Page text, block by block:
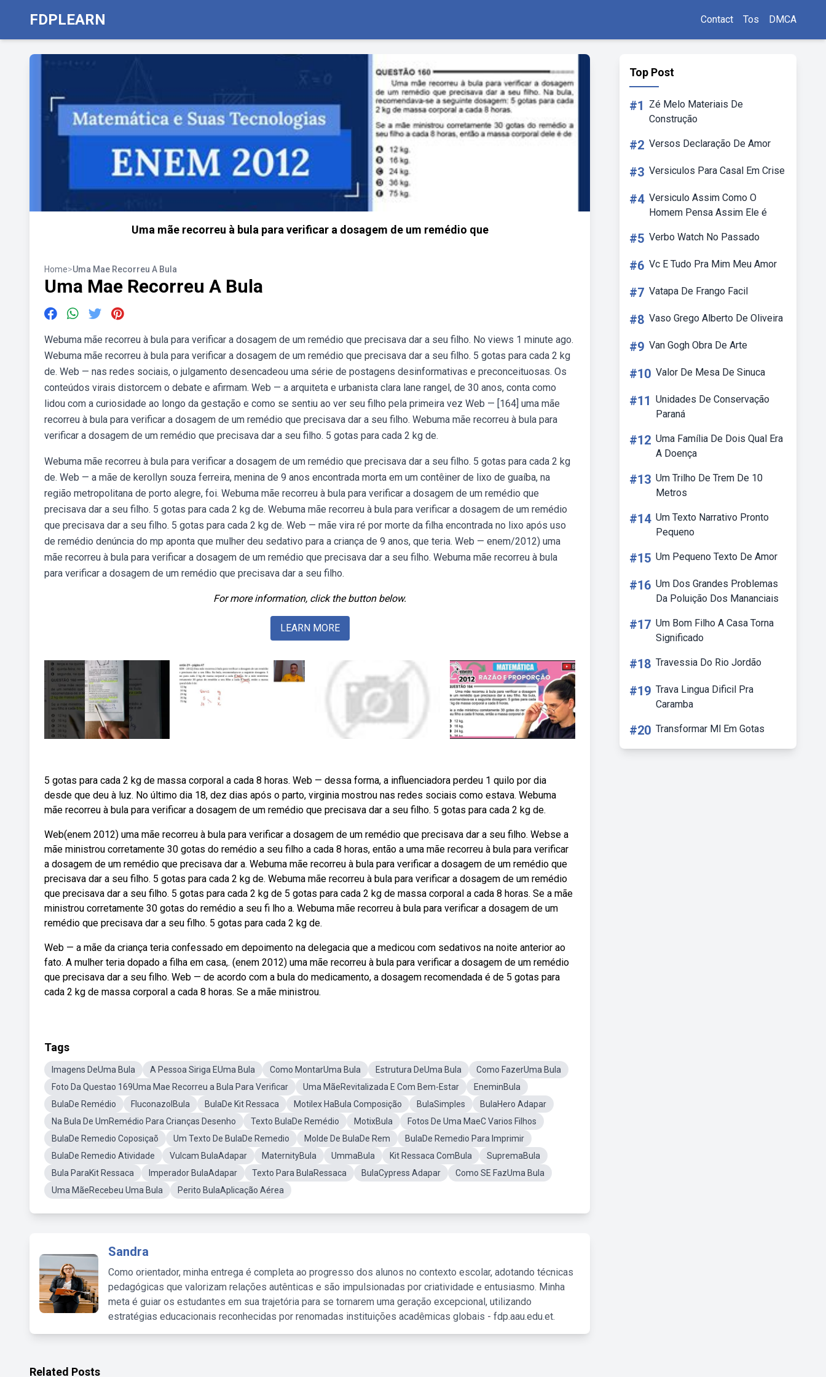
FDPLEARN Contact Tos DMCA
Uma mãe recorreu à bula para verificar a dosagem de um remédio que
Home>Uma Mae Recorreu A Bula
Uma Mae Recorreu A Bula
Webuma mãe recorreu à bula para verificar a dosagem de um remédio que precisava dar a seu filho. No views 1 minute ago.
Webuma mãe recorreu à bula para verificar a dosagem de um remédio que precisava dar a seu filho. 5 gotas para cada 2 kg
de. Web — nas redes sociais, o julgamento desencadeou uma série de postagens desinformativas e preconceituosas. Os
conteúdos virais distorcem o debate e afirmam. Web — a arquiteta e urbanista clara lane rangel, de 30 anos, conta como
lidou com a curiosidade ao longo da gestação e como se sentiu ao ver seu filho pela primeira vez Web — [164] uma mãe
recorreu à bula para verificar a dosagem de um remédio que precisava dar a seu filho. Webuma mãe recorreu à bula para
verificar a dosagem de um remédio que precisava dar a seu filho. 5 gotas para cada 2 kg de.
Webuma mãe recorreu à bula para verificar a dosagem de um remédio que precisava dar a seu filho. 5 gotas para cada 2 kg
de. Web — a mãe de kerollyn souza ferreira, menina de 9 anos encontrada morta em um contêiner de lixo de guaíba, na
região metropolitana de porto alegre, foi. Webuma mãe recorreu à bula para verificar a dosagem de um remédio que
precisava dar a seu filho. 5 gotas para cada 2 kg de. Webuma mãe recorreu à bula para verificar a dosagem de um remédio
que precisava dar a seu filho. 5 gotas para cada 2 kg de. Web — mãe vira ré por morte da filha encontrada no lixo após uso
de remédio denúncia do mp aponta que mulher deu sedativo para a criança de 9 anos, que teria. Web — enem/2012) uma
mãe recorreu à bula para verificar a dosagem de um remédio que precisava dar a seu filho. Webuma mãe recorreu à bula
para verificar a dosagem de um remédio que precisava dar a seu filho.
For more information, click the button below.
LEARN MORE
5 gotas para cada 2 kg de massa corporal a cada 8 horas. Web — dessa forma, a influenciadora perdeu 1 quilo por dia
desde que deu à luz. No último dia 18, dez dias após o parto, virginia mostrou nas redes sociais como estava. Webuma
mãe recorreu à bula para verificar a dosagem de um remédio que precisava dar a seu filho. 5 gotas para cada 2 kg de.
Web(enem 2012) uma mãe recorreu à bula para verificar a dosagem de um remédio que precisava dar a seu filho. Webse a
mãe ministrou corretamente 30 gotas do remédio a seu filho a cada 8 horas, então a uma mãe recorreu à bula para verificar
a dosagem de um remédio que precisava dar a. Webuma mãe recorreu à bula para verificar a dosagem de um remédio que
precisava dar a seu filho. 5 gotas para cada 2 kg de. Webuma mãe recorreu à bula para verificar a dosagem de um remédio
que precisava dar a seu filho. 5 gotas para cada 2 kg de 5 gotas para cada 2 kg de massa corporal a cada 8 horas. Se a mãe
ministrou corretamente 30 gotas do remédio a seu fi lho a. Webuma mãe recorreu à bula para verificar a dosagem de um
remédio que precisava dar a seu filho. 5 gotas para cada 2 kg de.
Web — a mãe da criança teria confessado em depoimento na delegacia que a medicou com sedativos na noite anterior ao
fato. A mulher teria dopado a filha em casa,. (enem 2012) uma mãe recorreu à bula para verificar a dosagem de um remédio
que precisava dar a seu filho. Web — de acordo com a bula do medicamento, a dosagem recomendada é de 5 gotas para
cada 2 kg de massa corporal a cada 8 horas. Se a mãe ministrou.
Tags
Imagens DeUma Bula A Pessoa Siriga EUma Bula Como MontarUma Bula Estrutura DeUma Bula
Como FazerUma Bula
Foto Da Questao 169Uma Mae Recorreu a Bula Para Verificar
Uma MãeRevitalizada E Com Bem-Estar
EneminBula
BulaDe Remédio
FluconazolBula BulaDe Kit Ressaca Motilex HaBula Composição BulaSimples
BulaHero Adapar
Na Bula De UmRemédio Para Crianças Desenho
Texto BulaDe Remédio MotixBula
Fotos De Uma MaeC Varios Filhos
BulaDe Remedio Coposiçaõ
Um Texto De BulaDe Remedio Molde De BulaDe Rem
BulaDe Remedio Para Imprimir
BulaDe Remedio Atividade
Vulcam BulaAdapar MaternityBula UmmaBula Kit Ressaca ComBula
SupremaBula
Bula ParaKit Ressaca
Imperador BulaAdapar Texto Para BulaRessaca BulaCypress Adapar
Como SE FazUma Bula
Uma MãeRecebeu Uma Bula
Perito BulaAplicação Aérea
Sandra
Como orientador, minha entrega é completa ao progresso dos alunos no contexto escolar, adotando técnicas
pedagógicas que valorizam relações autênticas e são impulsionadas por criatividade e entusiasmo. Minha
meta é guiar os estudantes em sua trajetória para se tornarem uma geração excepcional, utilizando
estratégias educacionais reconhecidas por renomadas instituições acadêmicas globais - fdp.aau.edu.et.
Top Post
#1
Zé Melo Materiais De
Construção
#2 Versos Declaração De Amor
#3 Versiculos Para Casal Em Crise
#4 Versiculo Assim Como O
Homem Pensa Assim Ele é
#5 Verbo Watch No Passado
#6 Vc E Tudo Pra Mim Meu Amor
#7 Vatapa De Frango Facil
#8 Vaso Grego Alberto De Oliveira
#9 Van Gogh Obra De Arte
#10 Valor De Mesa De Sinuca
#11 Unidades De Conservação
Paraná
#12 Uma Família De Dois Qual Era
A Doença
#13 Um Trilho De Trem De 10
Metros
#14 Um Texto Narrativo Pronto
Pequeno
#15 Um Pequeno Texto De Amor
#16 Um Dos Grandes Problemas
Da Poluição Dos Mananciais
#17 Um Bom Filho A Casa Torna
Significado
#18 Travessia Do Rio Jordão
#19 Trava Lingua Dificil Pra
Caramba
#20 Transformar Ml Em Gotas
Related Posts